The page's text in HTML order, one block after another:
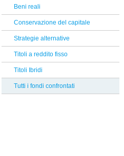
Reclami Assicurativi
Reclami Servizio di Investimento
Degroof Petercam
Aberdeen
Algebris Inv
La Francaise
Man GLG
UBP
Beni reali
Conservazione del capitale
Strategie alternative
Titoli a reddito fisso
Titoli Ibridi
Tutti i fondi confrontati